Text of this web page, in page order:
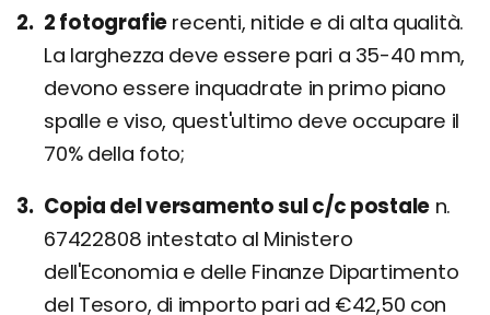
2 fotografie recenti, nitide e di alta qualità.
La larghezza deve essere pari a 35-40 mm,
devono essere inquadrate in primo piano
spalle e viso, quest'ultimo deve occupare il
70% della foto;
Copia del versamento sul c/c postale n.
67422808 intestato al Ministero
dell'Economia e delle Finanze Dipartimento
del Tesoro, di importo pari ad €42,50 con